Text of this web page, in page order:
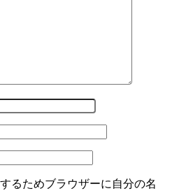
るためブラウザーに自分の名